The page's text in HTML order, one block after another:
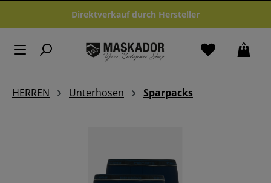
Zum Hauptinhalt springenDirektverkauf durch Hersteller
HERREN Unterhosen Sparpacks